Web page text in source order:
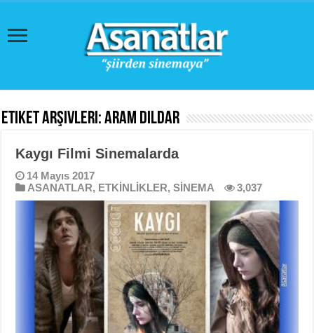
Etiket Arşivleri:Aram Dildar
Kaygı Filmi Sinemalarda
14 Mayıs 2017
ASANATLAR, ETKİNLİKLER,SİNEMA 3,037